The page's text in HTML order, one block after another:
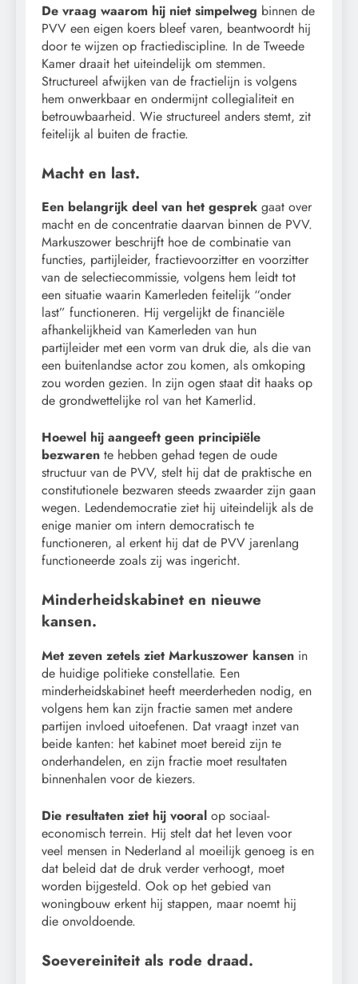
De vraag waarom hij niet simpelweg binnen de
PVV een eigen koers bleef varen, beantwoordt hij
door te wijzen op fractiediscipline. In de Tweede
Kamer draait het uiteindelijk om stemmen.
Structureel afwijken van de fractielijn is volgens
hem onwerkbaar en ondermijnt collegialiteit en
betrouwbaarheid. Wie structureel anders stemt, zit
feitelijk al buiten de fractie.
Macht en last.
Een belangrijk deel van het gesprek gaat over
macht en de concentratie daarvan binnen de PVV.
Markuszower beschrijft hoe de combinatie van
functies, partijleider, fractievoorzitter en voorzitter
van de selectiecommissie, volgens hem leidt tot
een situatie waarin Kamerleden feitelijk “onder
last” functioneren. Hij vergelijkt de financiële
afhankelijkheid van Kamerleden van hun
partijleider met een vorm van druk die, als die van
een buitenlandse actor zou komen, als omkoping
zou worden gezien. In zijn ogen staat dit haaks op
de grondwettelijke rol van het Kamerlid.
Hoewel hij aangeeft geen principiële
bezwaren te hebben gehad tegen de oude
structuur van de PVV, stelt hij dat de praktische en
constitutionele bezwaren steeds zwaarder zijn gaan
wegen. Ledendemocratie ziet hij uiteindelijk als de
enige manier om intern democratisch te
functioneren, al erkent hij dat de PVV jarenlang
functioneerde zoals zij was ingericht.
Minderheidskabinet en nieuwe
kansen.
Met zeven zetels ziet Markuszower kansen in
de huidige politieke constellatie. Een
minderheidskabinet heeft meerderheden nodig, en
volgens hem kan zijn fractie samen met andere
partijen invloed uitoefenen. Dat vraagt inzet van
beide kanten: het kabinet moet bereid zijn te
onderhandelen, en zijn fractie moet resultaten
binnenhalen voor de kiezers.
Die resultaten ziet hij vooral op sociaal-
economisch terrein. Hij stelt dat het leven voor
veel mensen in Nederland al moeilijk genoeg is en
dat beleid dat de druk verder verhoogt, moet
worden bijgesteld. Ook op het gebied van
woningbouw erkent hij stappen, maar noemt hij
die onvoldoende.
Soevereiniteit als rode draad.